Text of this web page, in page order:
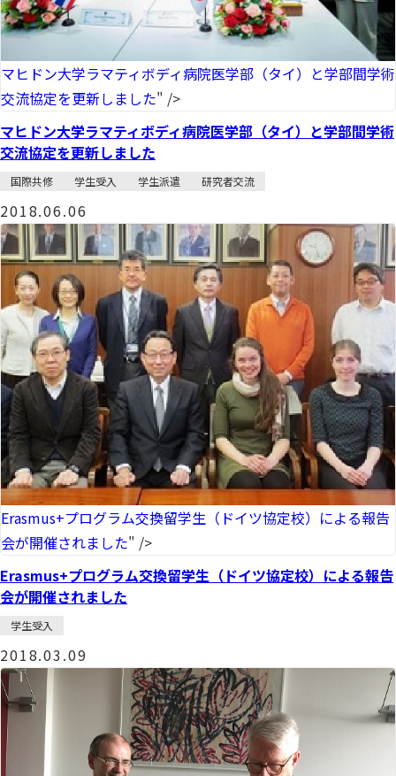
マヒドン大学ラマティボディ病院医学部（タイ）と学部間学術
交流協定を更新しました" />
マヒドン大学ラマティボディ病院医学部（タイ）と学部間学術
交流協定を更新しました
国際共修 学生受入 学生派遣 研究者交流
2018.06.06
Erasmus+プログラム交換留学生（ドイツ協定校）による報告
会が開催されました" />
Erasmus+プログラム交換留学生（ドイツ協定校）による報告
会が開催されました
学生受入
2018.03.09